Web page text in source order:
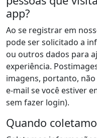
app?
Ao se registrar em
pode ser solicitado a
ou outros dados para
experiência.
imagens, portanto,
e-mail se você estiver
sem fazer login).
Quando